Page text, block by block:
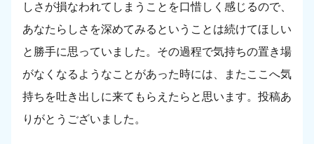
しさが損なわれてしまうことを口惜しく感じるので、
あなたらしさを深めてみるということは続けてほしい
と勝手に思っていました。その過程で気持ちの置き場
がなくなるようなことがあった時には、またここへ気
持ちを吐き出しに来てもらえたらと思います。投稿あ
りがとうございました。